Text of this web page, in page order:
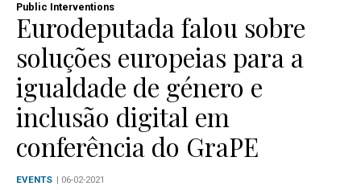
Public Interventions
Eurodeputada falou sobre
soluções europeias para a
igualdade de género e
inclusão digital em
conferência do GraPE
EVENTS | 06-02-2021